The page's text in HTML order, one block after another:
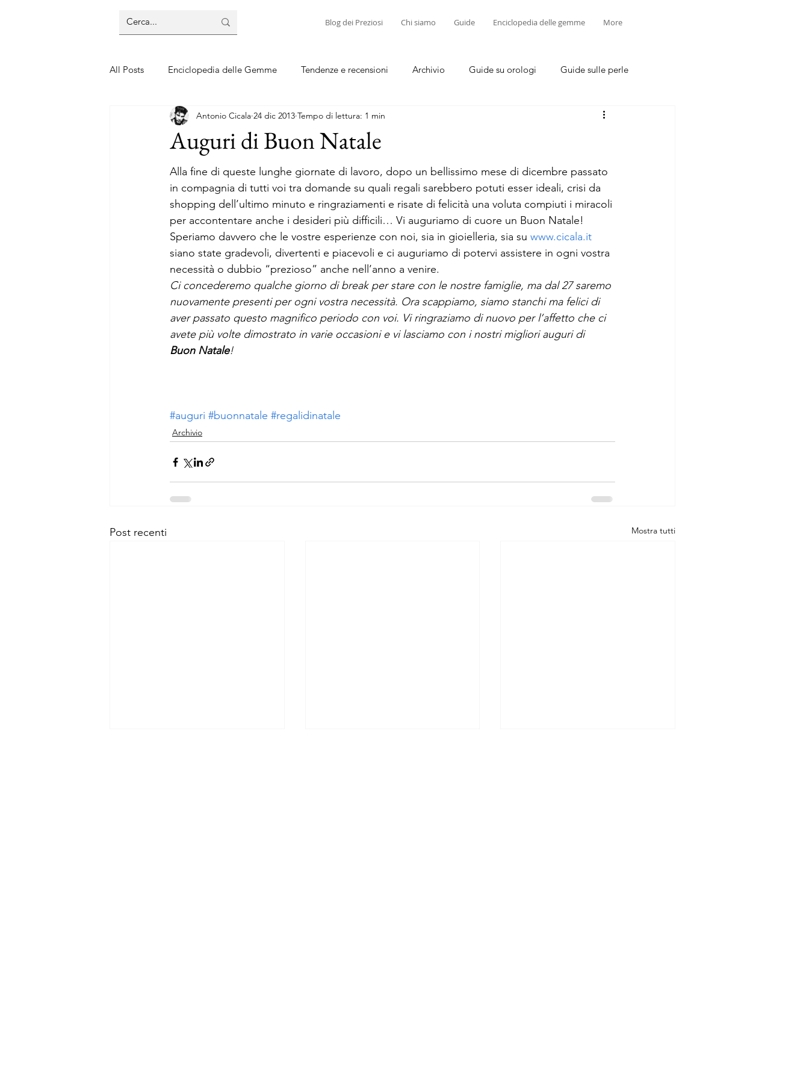
Blog dei Preziosi Chi siamo Guide Enciclopedia delle gemme More
All Posts Enciclopedia delle Gemme Tendenze e recensioni Archivio Guide su orologi Guide sulle perle
Guide sui gioielli Guide sui diamanti Guide su corallo e cammei
Auguri di Buon Natale
Antonio Cicala 24 dic 2013 Tempo di lettura: 1 min
Alla fine di queste lunghe giornate di lavoro, dopo un bellissimo mese di dicembre passato
in compagnia di tutti voi tra domande su quali regali sarebbero potuti esser ideali, crisi da
shopping dell’ultimo minuto e ringraziamenti e risate di felicità una voluta compiuti i miracoli
per accontentare anche i desideri più difficili… Vi auguriamo di cuore un Buon Natale!
Speriamo davvero che le vostre esperienze con noi, sia in gioielleria, sia su www.cicala.it
siano state gradevoli, divertenti e piacevoli e ci auguriamo di potervi assistere in ogni vostra
necessità o dubbio “prezioso” anche nell’anno a venire.
Ci concederemo qualche giorno di break per stare con le nostre famiglie, ma dal 27 saremo
nuovamente presenti per ogni vostra necessità. Ora scappiamo, siamo stanchi ma felici di
aver passato questo magnifico periodo con voi. Vi ringraziamo di nuovo per l’affetto che ci
avete più volte dimostrato in varie occasioni e vi lasciamo con i nostri migliori auguri di
Buon Natale!
#auguri #buonnatale #regalidinatale
Archivio
Post recenti Mostra tutti